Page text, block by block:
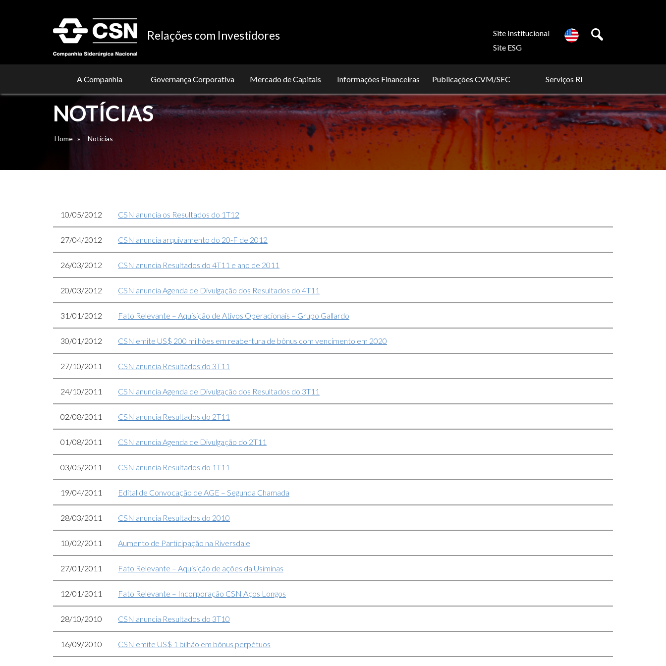
Relações com Investidores
Site Institucional
Site ESG
A Companhia Governança Corporativa Mercado de Capitais Informações Financeiras Publicações CVM/SEC Serviços RI
NOTÍCIAS
Home » Notícias
10/05/2012 CSN anuncia os Resultados do 1T12
27/04/2012 CSN anuncia arquivamento do 20-F de 2012
26/03/2012 CSN anuncia Resultados do 4T11 e ano de 2011
20/03/2012 CSN anuncia Agenda de Divulgação dos Resultados do 4T11
31/01/2012 Fato Relevante – Aquisição de Ativos Operacionais – Grupo Gallardo
30/01/2012 CSN emite US$ 200 milhões em reabertura de bônus com vencimento em 2020
27/10/2011 CSN anuncia Resultados do 3T11
24/10/2011 CSN anuncia Agenda de Divulgação dos Resultados do 3T11
02/08/2011 CSN anuncia Resultados do 2T11
01/08/2011 CSN anuncia Agenda de Divulgação do 2T11
03/05/2011 CSN anuncia Resultados do 1T11
19/04/2011 Edital de Convocação de AGE – Segunda Chamada
28/03/2011 CSN anuncia Resultados do 2010
10/02/2011 Aumento de Participação na Riversdale
27/01/2011 Fato Relevante – Aquisição de ações da Usiminas
12/01/2011 Fato Relevante – Incorporação CSN Aços Longos
28/10/2010 CSN anuncia Resultados do 3T10
16/09/2010 CSN emite US$ 1 bilhão em bônus perpétuos